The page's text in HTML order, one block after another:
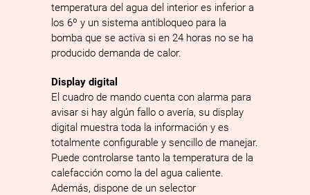
temperatura del agua del interior es inferior a
los 6º y un sistema antibloqueo para la
bomba que se activa si en 24 horas no se ha
producido demanda de calor.
Display digital
El cuadro de mando cuenta con alarma para
avisar si hay algún fallo o avería, su display
digital muestra toda la información y es
totalmente configurable y sencillo de manejar.
Puede controlarse tanto la temperatura de la
calefacción como la del agua caliente.
Además, dispone de un selector